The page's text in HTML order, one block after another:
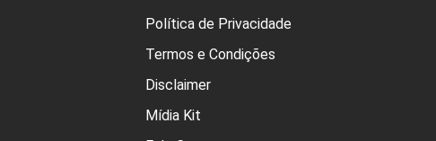
Política de Privacidade
Termos e Condições
Disclaimer
Mídia Kit